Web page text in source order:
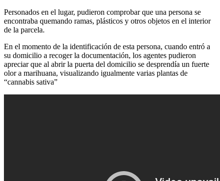
Personados en el lugar, pudieron comprobar que una persona se
encontraba quemando ramas, plásticos y otros objetos en el interior
de la parcela.
En el momento de la identificación de esta persona, cuando entró a
su domicilio a recoger la documentación, los agentes pudieron
apreciar que al abrir la puerta del domicilio se desprendía un fuerte
olor a marihuana, visualizando igualmente varias plantas de
“cannabis sativa”